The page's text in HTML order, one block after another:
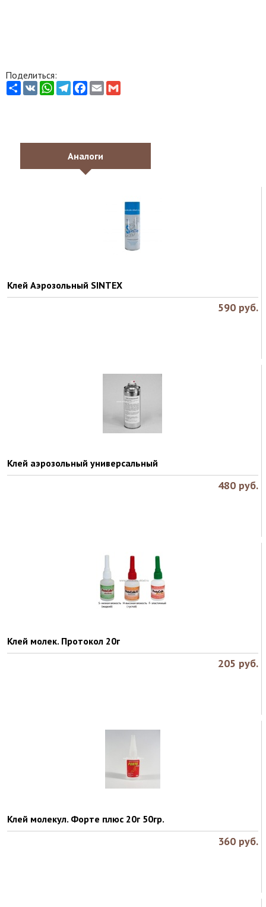
Поделиться:
ShareVK WhatsApp
Telegram
Facebook
EmailGmail
Аналоги
Клей Аэрозольный SINTEX
590 руб.
Клей аэрозольный универсальный
480 руб.
Клей молек. Протокол 20г
205 руб.
Клей молекул. Форте плюс 20г 50гр.
360 руб.